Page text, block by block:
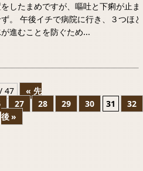
したまめですが、嘔吐と下痢が止ま
。 午後イチで病院に行き、３つほ
進むことを防ぐため...
47
« 先
27 28 29 30 31
32
後 »